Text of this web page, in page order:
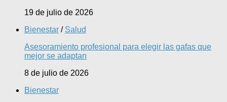
19 de julio de 2026
Bienestar / Salud
Asesoramiento profesional para elegir las gafas que
mejor se adaptan
8 de julio de 2026
Bienestar